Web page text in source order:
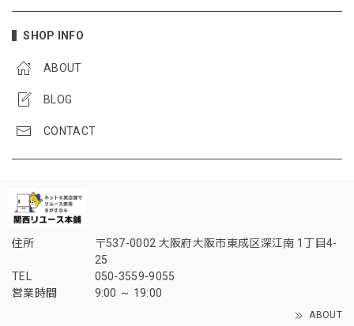
SHOP INFO
ABOUT
BLOG
CONTACT
住所
〒537-0002 大阪府大阪市東成区深江南 1丁目4-
25
TEL
050-3559-9055
営業時間
9:00 ～ 19:00
ABOUT